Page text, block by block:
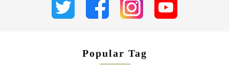
Popular Tag